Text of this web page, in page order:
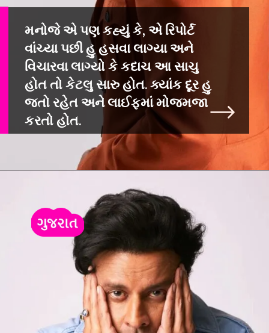
મનોજે એ પણ કહ્યું કે, એ રિપોર્ટ
વાંચ્યા પછી હુ હસવા લાગ્યા અને
વિચારવા લાગ્યો કે કદાચ આ સાચુ
હોત તો કેટલુ સારુ હોત. ક્યાંક દૂર હુ
જતો રહેત અને લાઈફમાં મોજમજા